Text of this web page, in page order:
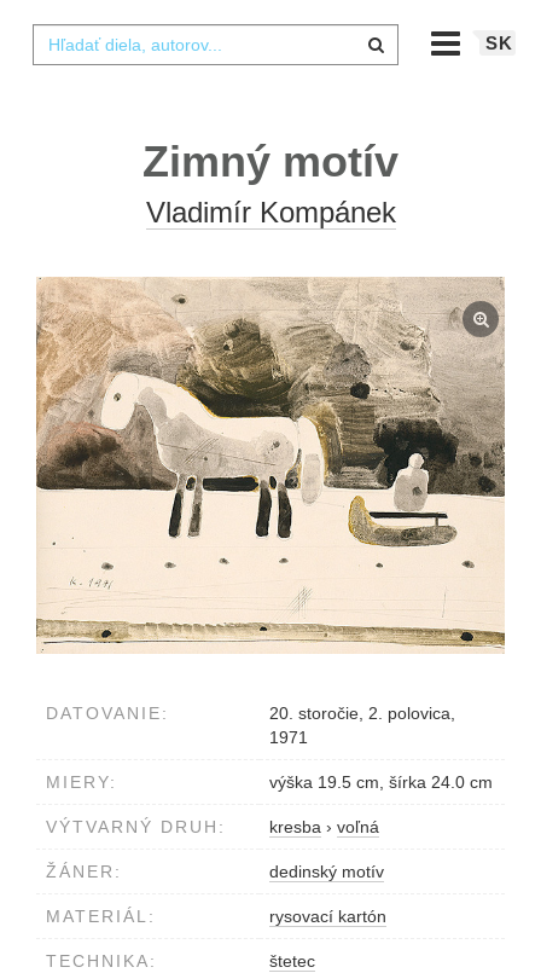
SK
Zimný motív
Vladimír Kompánek
DATOVANIE:
20. storočie, 2. polovica,
1971
MIERY: výška 19.5 cm, šírka 24.0 cm
VÝTVARNÝ DRUH: kresba › voľná
ŽÁNER: dedinský motív
MATERIÁL: rysovací kartón
TECHNIKA:
štetec